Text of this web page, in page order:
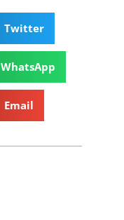
Twitter
WhatsApp
Email